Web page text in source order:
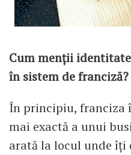
Cum menții
în sistem de franciză?
În principiu, franciza
mai exactă a unui
arată la locul unde